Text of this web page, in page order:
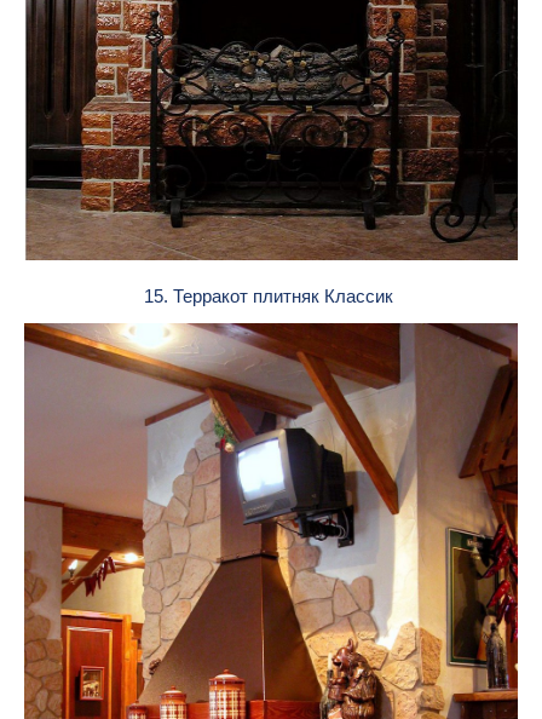
15. Терракот плитняк Классик